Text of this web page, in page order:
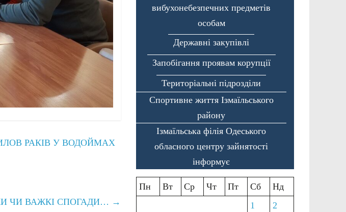
РАКІВ У ВОДОЙМАХ
ЧИ ВАЖКІ СПОГАДИ… →
вибухонебезпечних предметів
особам
Державні закупівлі
Запобігання проявам корупції
Територіальні підрозділи
Спортивне життя Ізмаїльського
району
Ізмаїльська філія Одеського
обласного центру зайнятості
інформує
Пн Вт Ср Чт Пт Сб
Нд
1
2